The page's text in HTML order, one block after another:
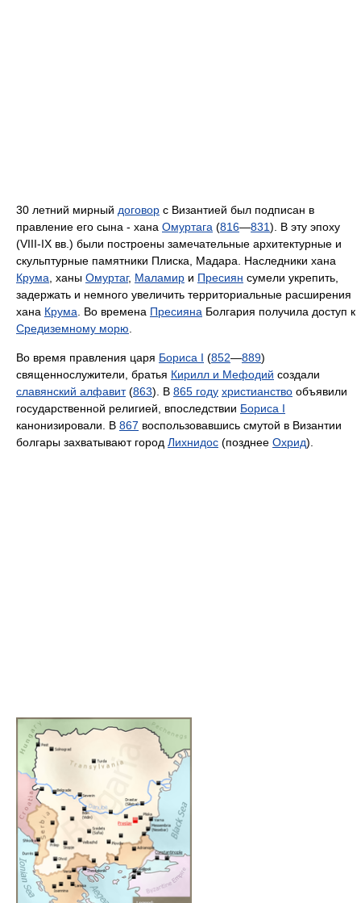
30 летний мирный договор с Византией был подписан в
правление его сына - хана Омуртага (816—831). В эту эпоху
(VIII-IX вв.) были построены замечательные архитектурные и
скульптурные памятники Плиска, Мадара. Наследники хана
Крума, ханы Омуртаг, Маламир и Пресиян сумели укрепить,
задержать и немного увеличить территориальные расширения
хана Крума. Во времена Пресияна Болгария получила доступ к
Средиземному морю.
Во время правления царя Бориса I (852—889)
священнослужители, братья Кирилл и Мефодий создали
славянский алфавит(863). В 865 году христианство объявили
государственной религией, впоследствии Бориса I
канонизировали. В 867 воспользовавшись смутой в Византии
болгары захватывают город Лихнидос (позднее Охрид).